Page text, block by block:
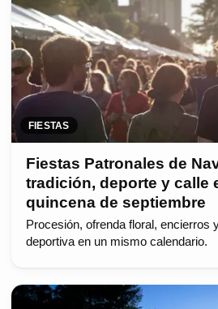
FIESTAS
Fiestas Patronales de
tradición, deporte y calle
quincena de septiembre
Procesión, ofrenda floral, encierros
deportiva en un mismo calendario.